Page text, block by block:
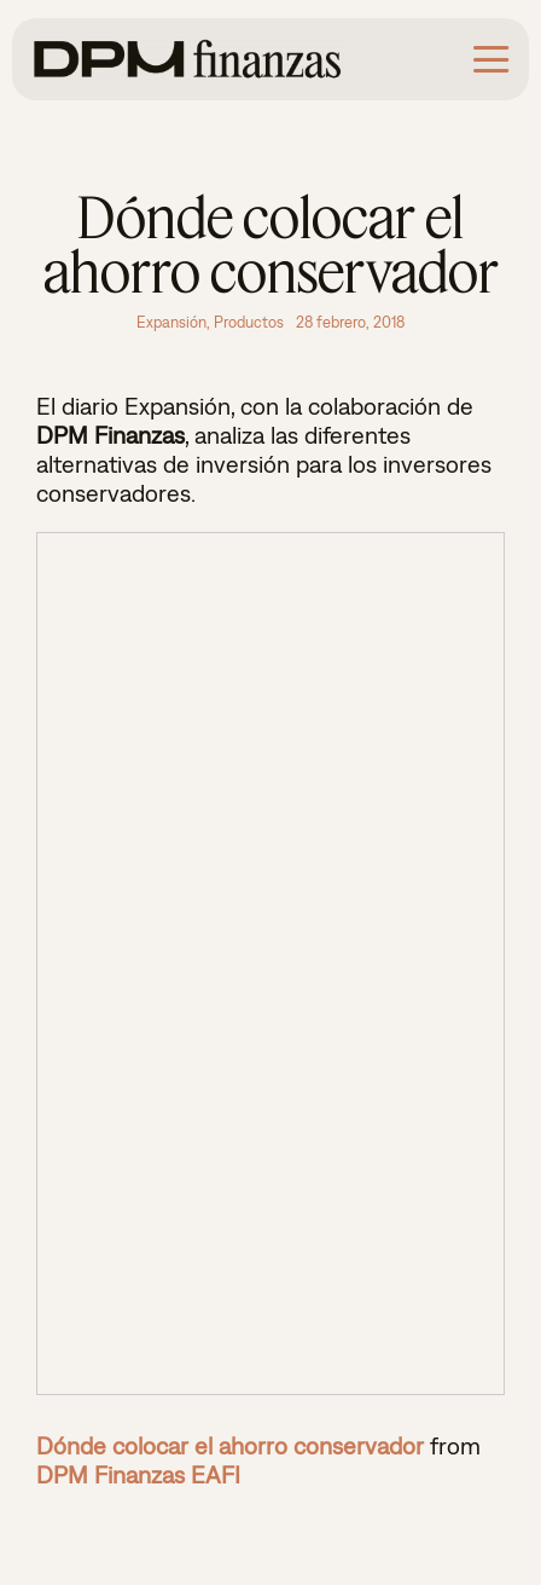
contenido
Dónde colocar el
ahorro conservador
Expansión Productos 28 febrero, 2018
El diario Expansión, con la colaboración de
DPM Finanzas, analiza las diferentes
alternativas de inversión para los inversores
conservadores.
Dónde colocar el ahorro conservador from
DPM Finanzas EAFI